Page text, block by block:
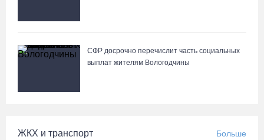
СФР досрочно перечислит часть социальных
выплат жителям Вологодчины
ЖКХ и транспорт Больше